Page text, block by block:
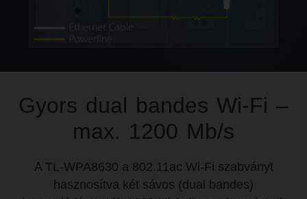
Gyors dual bandes Wi-Fi –
max. 1200 Mb/s
A TL-WPA8630 a 802.11ac Wi-Fi szabványt
hasznosítva két sávos (dual bandes)